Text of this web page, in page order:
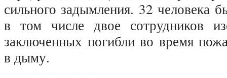
сильного задымления. 32 человека
в том числе двое сотрудников
заключенных погибли во время
в дыму.